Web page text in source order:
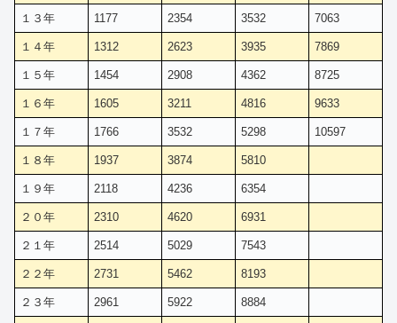
１３年 1177 2354 3532 7063
１４年 1312 2623 3935 7869
１５年 1454 2908 4362 8725
１６年 1605 3211 4816 9633
１７年 1766 3532 5298 10597
１８年 1937 3874 5810
１９年 2118 4236 6354
２０年 2310 4620 6931
２１年 2514 5029 7543
２２年 2731 5462 8193
２３年 2961 5922 8884